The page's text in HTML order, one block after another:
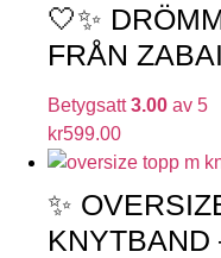
🤍✨
FRÅN
Betygsatt3.00 av 5
kr599.00
✨
KNYTBAND